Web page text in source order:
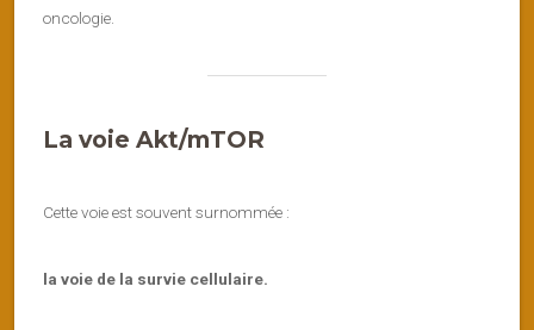
oncologie.
La voie Akt/mTOR
Cette voie est souvent surnommée :
la voie de la survie cellulaire.